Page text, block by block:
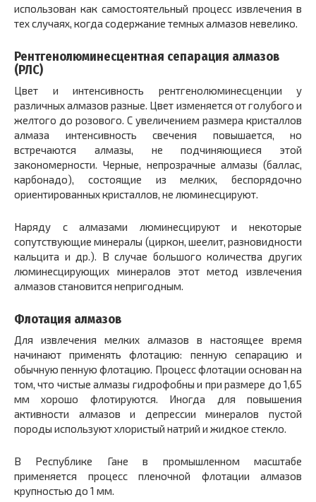
использован как самостоятельный процесс извлечения в
тех случаях, когда содержание темных алмазов невелико.
Рентгенолюминесцентная сепарация алмазов
(РЛС)
Цвет и интенсивность рентгенолюминесценции у
различных алмазов разные. Цвет изменяется от голубого и
желтого до розового. С увеличением размера кристаллов
алмаза интенсивность свечения повышается, но
встречаются алмазы, не подчиняющиеся этой
закономерности. Черные, непрозрачные алмазы (баллас,
карбонадо), состоящие из мелких, беспорядочно
ориентированных кристаллов, не люминесцируют.
Наряду с алмазами люминесцируют и некоторые
сопутствующие минералы (циркон, шеелит, разновидности
кальцита и др.). В случае большого количества других
люминесцирующих минералов этот метод извлечения
алмазов становится непригодным.
Флотация алмазов
Для извлечения мелких алмазов в настоящее время
начинают применять флотацию: пенную сепарацию и
обычную пенную флотацию. Процесс флотации основан на
том, что чистые алмазы гидрофобны и при размере до 1,65
мм хорошо флотируются. Иногда для повышения
активности алмазов и депрессии минералов пустой
породы используют хлористый натрий и жидкое стекло.
В Республике Гане в промышленном масштабе
применяется процесс пленочной флотации алмазов
крупностью до 1 мм.